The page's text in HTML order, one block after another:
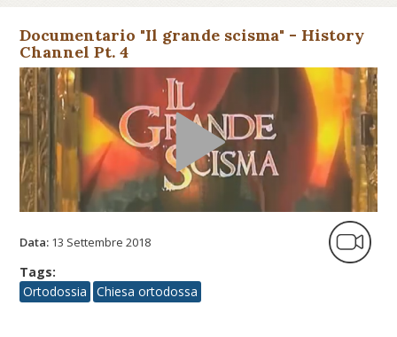
Documentario "Il grande scisma" - History
Channel Pt. 4
Data: 13 Settembre 2018
Tags:
Ortodossia
Chiesa ortodossa